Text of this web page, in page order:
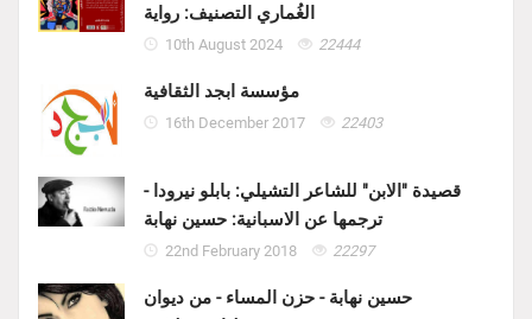
الغُماري التصنيف: رواية
10th August 2024 22444
مؤسسة ابجد الثقافية
16th December 2017 22403
قصيدة "الابن" للشاعر التشيلي: بابلو نيرودا -
ترجمها عن الاسبانية: حسين نهابة
22nd February 2018 22297
حسين نهابة - حزن المساء - من ديوان